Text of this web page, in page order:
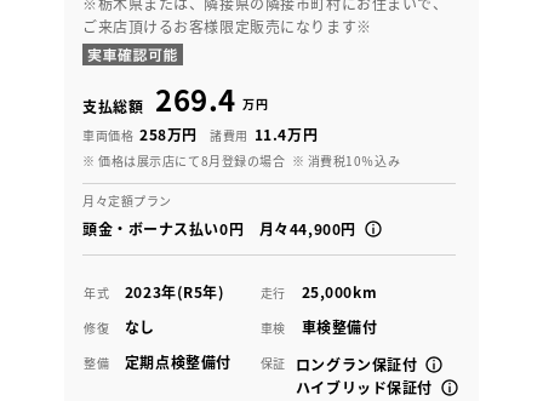
ご来店頂けるお客様限定販売になります※
支払総額 269.4 万円
車両価格 258万円 諸費用 11.4万円
※ 価格は展示店にて8月登録の場合 ※ 消費税10％込み
月々定額プラン
頭金・ボーナス払い0円 月々44,900円
年式 2023年(R5年) 走行 25,000km
修復 なし 車検 車検整備付
整備 定期点検整備付 保証
ロングラン保証付
ハイブリッド保証付